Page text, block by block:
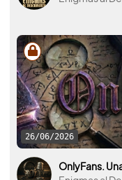
26/06/2026
OnlyFans.